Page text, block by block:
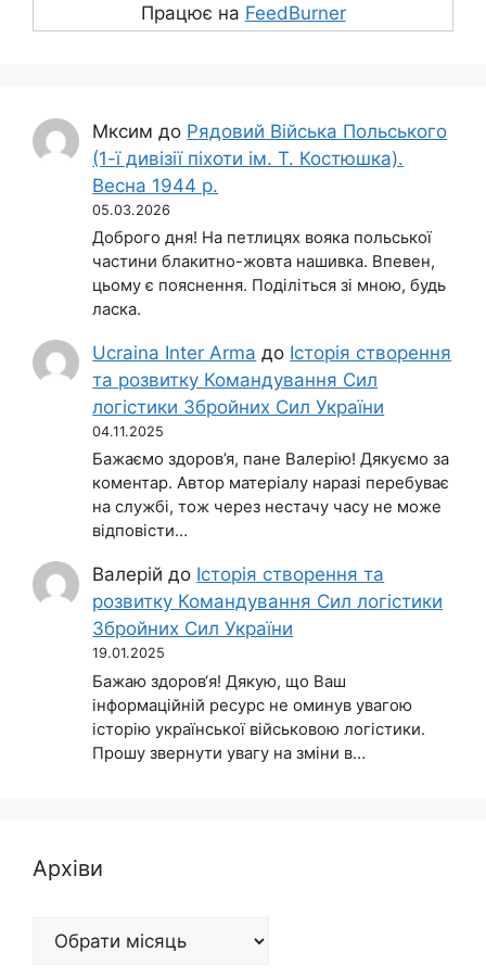
Працює на FeedBurner
Мксим до Рядовий Війська Польського
(1-ї дивізії піхоти ім. Т. Костюшка).
Весна 1944 р.
05.03.2026
Доброго дня! На петлицях вояка польської
частини блакитно-жовта нашивка. Впевен,
цьому є пояснення. Поділіться зі мною, будь
ласка.
Ucraina Inter Arma до Історія створення
та розвитку Командування Сил
логістики Збройних Сил України
04.11.2025
Бажаємо здоров’я, пане Валерію! Дякуємо за
коментар. Автор матеріалу наразі перебуває
на службі, тож через нестачу часу не може
відповісти…
Валерій до Історія створення та
розвитку Командування Сил логістики
Збройних Сил України
19.01.2025
Бажаю здоров‘я! Дякую, що Ваш
інформаційній ресурс не оминув увагою
історію української військовою логістики.
Прошу звернути увагу на зміни в…
Архіви
Архіви